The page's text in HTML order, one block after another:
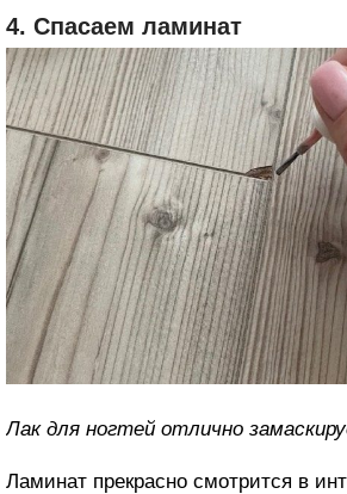
4. Спасаем ламинат
Лак для ногтей отлично
Ламинат прекрасно смотрится в